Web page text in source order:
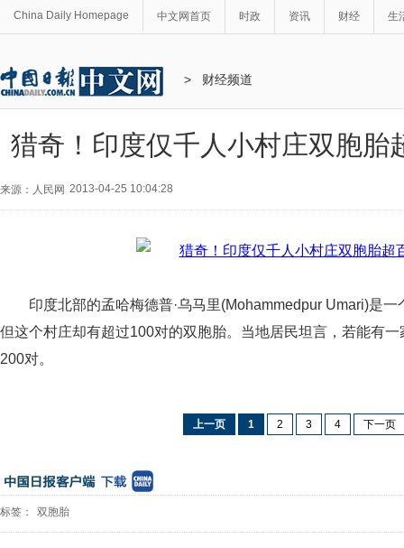
China Daily Homepage 中文网首页 时政 资讯 财经 生
> 财经频道
猎奇！印度仅千人小村庄双胞胎
来源：人民网 2013-04-25 10:04:28
印度北部的孟哈梅德普·乌马里(Mohammedpur Umari)是
但这个村庄却有超过100对的双胞胎。当地居民坦言，若能有
200对。
上一页 1 2 3 4 下一页
标签： 双胞胎